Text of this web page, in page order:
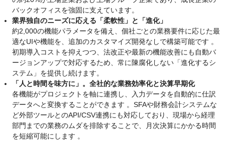
バックオフィスを強固に支えています。
業界独自のニーズに応える「柔軟性」と「進化」
約2,000の機能パラメータを備え、個社ごとの業務要件に応じた最
適なUIや機能を、追加のカスタマイズ開発なしで構築可能です 。
初期導入コストを抑えつつ、法改正や最新の機能改善にも自動バ
ージョンアップで対応するため、常に陳腐化しない「進化するシ
ステム」を提供し続けます。
「人と時間を味方に」。全社的な業務効率化と決算早期化
各機能がプロジェクトを軸に連携し、入力データを自動的に仕訳
データへと変換することができます 。SFAや財務会計システムな
ど外部ツールとのAPI/CSV連携にも対応しており、現場から経理
部門までの業務のムダを排除することで、月次決算にかかる時間
を短縮可能にします 。